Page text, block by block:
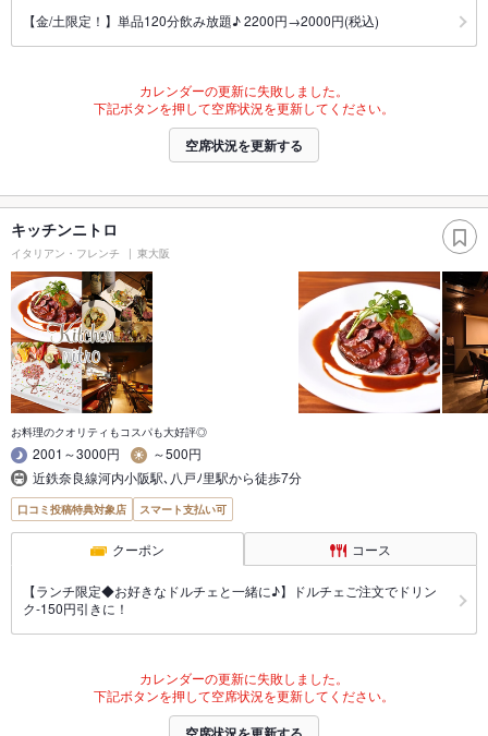
【金/土限定！】単品120分飲み放題♪ 2200円→2000円(税込)
カレンダーの更新に失敗しました。
下記ボタンを押して空席状況を更新してください。
空席状況を更新する
キッチンニトロ
イタリアン・フレンチ 東大阪
お料理のクオリティもコスパも大好評◎
2001～3000円
～500円
近鉄奈良線河内小阪駅､八戸ﾉ里駅から徒歩7分
口コミ投稿特典対象店 スマート支払い可
クーポン コース
【ランチ限定◆お好きなドルチェと一緒に♪】ドルチェご注文でドリン
ク-150円引きに！
カレンダーの更新に失敗しました。
下記ボタンを押して空席状況を更新してください。